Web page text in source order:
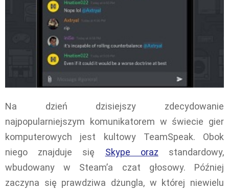
Na dzień dzisiejszy zdecydowanie
najpopularniejszym komunikatorem w świecie gier
komputerowych jest kultowy TeamSpeak. Obok
niego znajduje się Skype oraz standardowy,
wbudowany w Steam’a czat głosowy. Później
zaczyna się prawdziwa dżungla, w której niewielu